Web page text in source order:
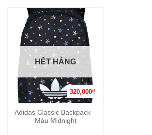
320,000₫
HẾT HÀNG
Adidas Classic Backpack –
Màu Midnight